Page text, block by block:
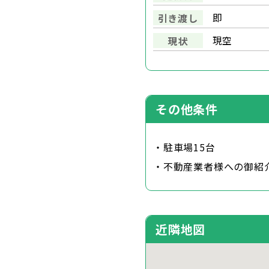
引き渡し
即
現状
現空
その他条件
・駐車場15台
・不動産業者様への御紹
近隣地図